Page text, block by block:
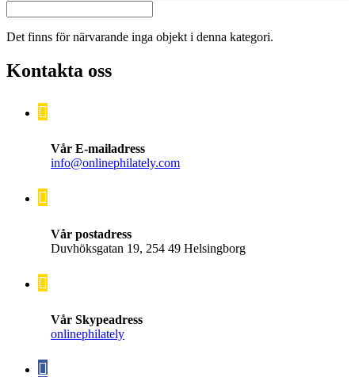
Det finns för närvarande inga objekt i denna kategori.
Kontakta oss
Vår E-mailadress
info@onlinephilately.com
Vår postadress
Duvhöksgatan 19, 254 49 Helsingborg
Vår Skypeadress
onlinephilately